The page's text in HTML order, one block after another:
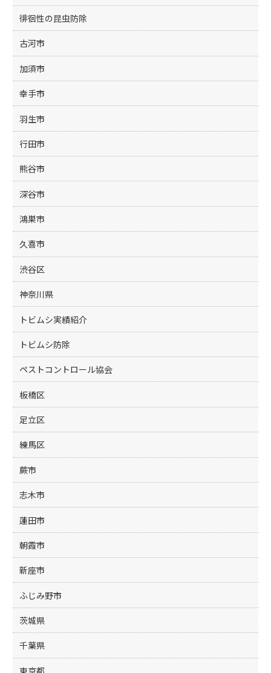
徘徊性の昆虫防除
古河市
加須市
幸手市
羽生市
行田市
熊谷市
深谷市
鴻巣市
久喜市
渋谷区
神奈川県
トビムシ実績紹介
トビムシ防除
ペストコントロール協会
板橋区
足立区
練馬区
蕨市
志木市
蓮田市
朝霞市
新座市
ふじみ野市
茨城県
千葉県
東京都